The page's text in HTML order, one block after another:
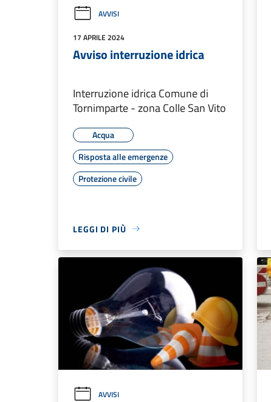
AVVISI
17 APRILE 2024
Avviso interruzione idrica
Interruzione idrica Comune di
Tornimparte - zona Colle San Vito
Acqua
Risposta alle emergenze
Protezione civile
LEGGI DI PIÙ
AVVISI